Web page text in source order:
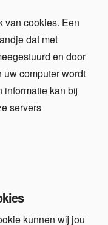
van cookies. Een
dat met
en door
uw computer wordt
informatie kan bij
servers
kunnen wij jou